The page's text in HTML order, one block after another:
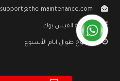
support@the-maintenance.com
صفحة الفيس بوك
مفتوح طوال ايام الأسبوع